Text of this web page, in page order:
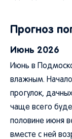
Прогноз
Июнь 2026
Июнь в
влажным.
прогулок,
чаще всего
половине июня
вместе с ней